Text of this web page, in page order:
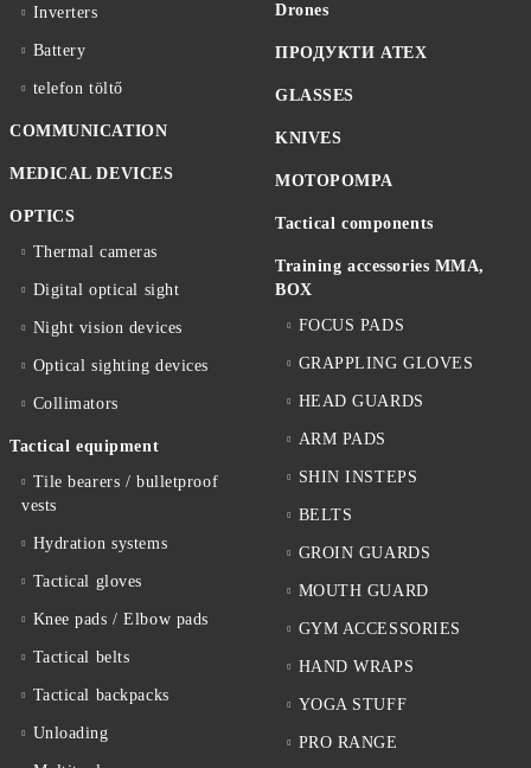
Inverters
Battery
telefon töltő
COMMUNICATION
MEDICAL DEVICES
OPTICS
Thermal cameras
Digital optical sight
Night vision devices
Optical sighting devices
Collimators
Tactical equipment
Tile bearers / bulletproof
vests
Hydration systems
Tactical gloves
Knee pads / Elbow pads
Tactical belts
Tactical backpacks
Unloading
Drones
ПРОДУКТИ ATEX
GLASSES
KNIVES
MOTOPOMPA
Tactical components
Training accessories MMA,
BOX
FOCUS PADS
GRAPPLING GLOVES
HEAD GUARDS
ARM PADS
SHIN INSTEPS
BELTS
GROIN GUARDS
MOUTH GUARD
GYM ACCESSORIES
HAND WRAPS
YOGA STUFF
PRO RANGE